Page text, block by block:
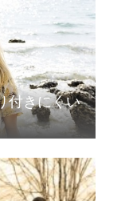
付きにくい